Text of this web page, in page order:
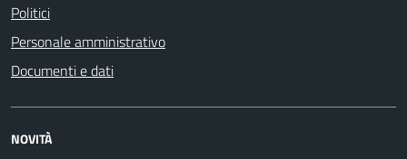
Politici
Personale amministrativo
Documenti e dati
NOVITÀ